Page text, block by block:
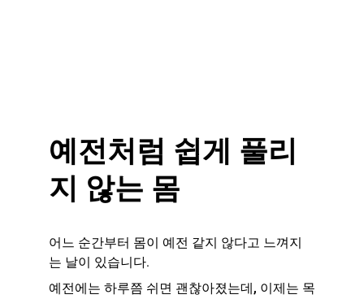
예전처럼 쉽게 풀리
지 않는 몸
어느 순간부터 몸이 예전 같지 않다고 느껴지
는 날이 있습니다.
예전에는 하루쯤 쉬면 괜찮아졌는데, 이제는 목